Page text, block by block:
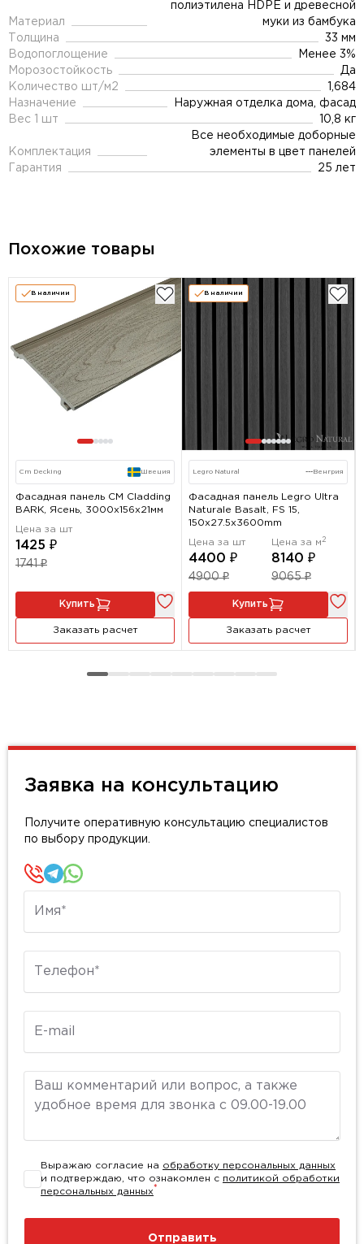
Материал
полиэтилена HDPE и древесной
муки из бамбука
Толщина
33 мм
Водопоглощение
Менее 3%
Морозостойкость
Да
Количество шт/м2
1,684
Назначение
Наружная отделка дома, фасад
Вес 1 шт
10,8 кг
Комплектация
Все необходимые доборные
элементы в цвет панелей
Гарантия
25 лет
Похожие товары
В наличии
Cm Decking Швеция
Фасадная панель CM Cladding
BARK, Ясень, 3000х156х21мм
Цена за шт
1425 ₽
1741 ₽
Купить
Заказать расчет
В наличии
Legro Natural --- Венгрия
Фасадная панель Legro Ultra
Naturale Basalt, FS 15,
150х27.5х3600mm
Цена за шт
4400 ₽
4900 ₽
Цена за м 2
8140 ₽
9065 ₽
Купить
Заказать расчет
Заявка на консультацию
Получите оперативную консультацию специалистов
по выбору продукции.
Комментарий
Выражаю согласие на обработку персональных данных
и подтверждаю, что ознакомлен с политикой обработки
персональных данных*
Отправить